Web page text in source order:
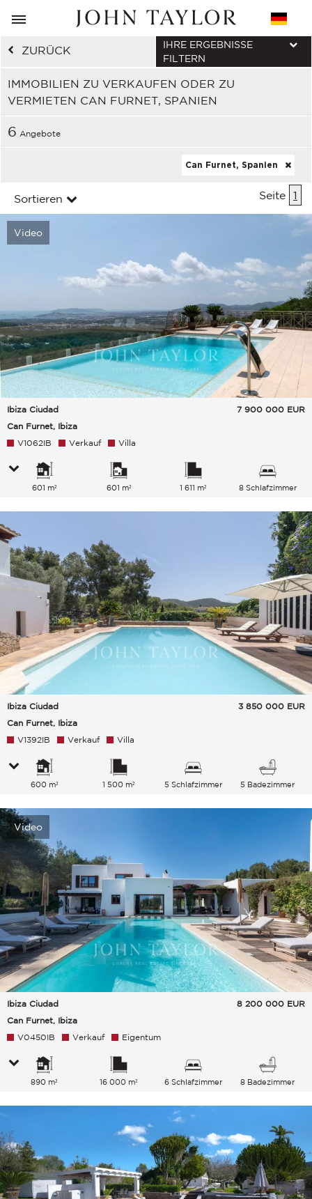
ZURÜCK
IMMOBILIEN ZU VERKAUFEN ODER ZU
VERMIETEN CAN FURNET, SPANIEN
IHRE ERGEBNISSE
FILTERN
6 Angebote
Can Furnet, Spanien
Sortieren Seite 1
Video
Ibiza Ciudad
Can Furnet, Ibiza
7 900 000 EUR
V1062IB Verkauf Villa
601 m² 601 m² 1 611 m² 8 Schlafzimmer
Ibiza Ciudad
Can Furnet, Ibiza
3 850 000 EUR
V1392IB Verkauf Villa
600 m² 1 500 m² 5 Schlafzimmer 5 Badezimmer
Video
Ibiza Ciudad
Can Furnet, Ibiza
8 200 000 EUR
V0450IB Verkauf Eigentum
890 m² 16 000 m² 6 Schlafzimmer 8 Badezimmer